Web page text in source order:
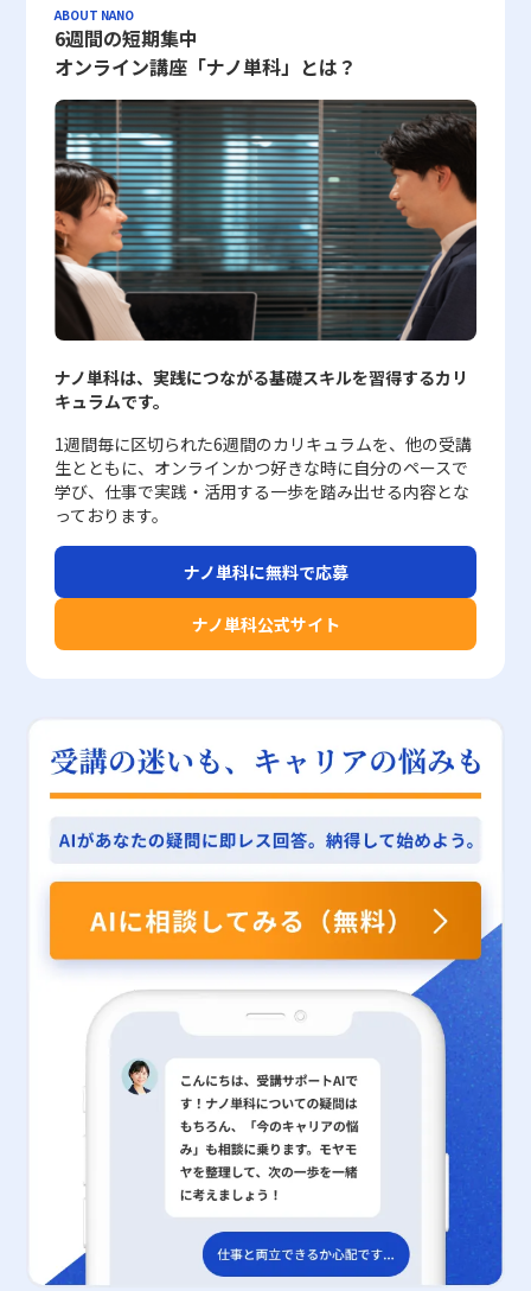
かの説明が考えられないかを継続的に確認する必要がある。 日常
業務では、結論と根拠をセットで伝える、曖昧な表現を具体的な事
実に置き換える、記事や資料を要約する、自分の考えを図にする、
他者からフィードバックを受けるといった訓練を継続するとよい。
一方、論理的思考力は、知識として理解しただけでは実務で使える
状態になりにくい。具体的な課題について考え、アウトプットし、
他者の視点を取り入れながら修正する経験が必要である。 論理的
思考力を基礎から体系的に学び、実務での活用につなげたい場合
は、グロービス経営大学院のナノ単科「クリティカルシンキング入
門」が選択肢となる。 同科目では、論理的思考と問題解決の基本
を学びながら、問題の本質を捉えるための問いの立て方や、データ
や数字を分析する際の考え方を実践的に身に付けることを目指す。
動画とAIによる学習、ライブ授業、実践演習、グループワークを組
ら、インプットとアウトプットを繰り返して学習できる。 独学で
は自分の思考の癖や論理の飛躍に気付きにくい場合もあるが、演習
やすくなる。 論理的思考力は、一度学べば完成するものではな
い。日々の報告、会議、資料作成、顧客提案、問題解決といった場
面で継続的に使い、振り返ることで、実務で活用できる能力として
定着していく。 若手のうちから論理的思考を習慣化し、必要に応
じてナノ単科のような実践的な学習環境を活用することが、将来の
キャリアと組織への貢献を高めるための一歩となる。
れを防ぎ、より包括的で堅牢な意思決定が可能となります。若手ビ
ジネスマンがこのプロセスを習慣化することで、日常業務における
問題解決能力の大幅な向上が期待されます。 まとめ 本記事では、
現代のビジネス環境において不可欠な論理的思考力について、その
定義、メリット、具体的なトレーニング手法、さらには帰納・演
繹・アブダクションといった基本的な考え方を踏まえた応用方法を
解説しました。 論理的思考力は、情報過多や複雑な市場環境の中
で正確かつ迅速な意思決定を行うための基盤であり、若手ビジネス
マンがキャリアを積んでいく上で必須のスキルとなります。 ま
た、論理的思考を実践する上で、従来の経験に加えてフレームワー
クの活用や定期的なトレーニングを通じ、柔軟な発想と確固たる根
拠を持った判断を下すことが求められます。 一方で、論理のみに
偏重した思考は創造性や感性を阻害する可能性もあるため、バラン
じて、論理と感性の両輪を駆使し、自らの判断力を常にアップデー
トすることが現代の企業戦略において極めて重要となります。 最
のパフォーマンス向上や効率的な問題解決に大きく寄与します。
20代というキャリアの初期段階において、これらのスキルを磨く
ことは、将来的なリーダーシップ育成や戦略的経営の土台づくりに
つながるでしょう。
形で現れます。これらのリスクを未然に防ぐためには、個々の能力
向上と共に、組織的な取り組みが必要不可欠です。特に、最新テク
ノロジーを活用した管理システムの導入は、人的ミスをカバーする
強力なセーフティネットとなり、企業全体のコンプライアンス意識
の向上に寄与します。 結論として、情報リテラシーの向上は、企
業の持続的成長や競争力の向上、そして安全な経営環境の構築にと
って最も基本的かつ重要な要素です。正確な情報に基づいた意思決
定、迅速な対応、そして確固たる内部統制の確立は、現代の激しい
市場競争の中で生き抜くための基盤となるでしょう。 今後も急速
な情報化とデジタル技術の進展が続く中で、企業および個人が絶え
ず情報リテラシーの向上に努めることが、未来のビジネスの成功を
左右するといっても過言ではありません。各企業は、従業員一人ひ
とりのスキルアップとともに、全体的な情報管理体制の強化に注力
れにより、真実と正確な情報に基づく持続可能な経営モデルの確立
が期待でき、ひいては企業全体の成長戦略に大きなプラス効果をも
おいて、未来の予測が難しい状況下で、物事の本質を見抜き、本質
的な解決策を導くためには、抽象化と具体化のバランスを取り、論
理的思考及び柔軟な発想力を鍛えることが求められる。また、正確
な言葉の定義や、チーム内での明確なコミュニケーションの実践な
ど、実務を通した学びがコンセプチュアルスキル向上の鍵を握る。
企業は、コンセプチュアルスキルを人材育成の一環として捉え、継
続的な研修と実践を促進する環境を整備することが、長期的な成長
戦略において極めて重要であると言える。 個々のビジネスマンに
とって、コンセプチュアルスキルの強化は、単なるキャリアアップ
に留まらず、組織全体の競争力向上やイノベーション創出に直結す
る重要な要素である。具体例として、日常業務の中で「この仕事の
核心は何か？」と自問し、問題を抽象化・具体化するプロセスを習
慣化することが挙げられる。また、異なる視点や意見を取り入れる
思決定が可能となる。さらに、コンセプチュアルスキルは、リスク
回避や予見性の向上にも寄与し、マーケットの動向を先取りした戦
にも不可欠なスキルとなっている。 今後のキャリア形成において
は、技術や専門知識と同様に、コンセプチュアルスキルの習得が重
要な差別化要素となる。若手ビジネスマンは、業務の中で常に問題
の本質に目を向け、自身の考え方や行動パターンを改善する努力を
続けるべきである。また、企業はこのスキルを体系的に評価し、育
成するための人材管理システムやトレーニングプログラムを導入す
ることで、組織全体のパフォーマンス向上を実現できる。たとえ
ば、One人事のようなタレントマネジメントシステムを活用し、各
社員のスキルレベルを可視化するとともに、適材適所の配置と将来
キングなどの多様な要素によって構成されている。これらの要素
は、日常業務の中での実践と継続的なトレーニングによって高める
ことが可能であり、個々の能力向上のみならず、組織全体のイノベ
を実現する上で不可欠である。現代のビジネス環境においては、従
来のテクニカルスキルやヒューマンスキルに加え、コンセプチュア
なるだろう。 以上の議論を踏まえ、20代の若手ビジネスマンは、
極的に図るべきである。業務に追われる中でも、一歩立ち止まり、
物事の本質を問う習慣を身につけることで、単なる業務遂行能力を
超えた戦略的思考が培われる。また、企業側も若手人材の成長を促
進するために、専門性の高いトレーニングや実践の機会を提供し、
スキルの評価・フィードバック体制を整備することが求められる。
このような双方の取り組みにより、個々人の能力向上と組織全体の
競争力強化が実現され、変化の激しい時代においても持続可能な成
長を遂げる基盤が築かれるであろう。
方法にも工夫が求められます。単に数値やデータを羅列するだけで
はなく、資料やプレゼンテーション資料においては、その裏付けと
なる具体的な事例や説明を付加することで、主張の説得力が格段に
向上します。たとえば、商談において「過去の実績データが証拠と
なり、今後の施策の効果を裏付ける」といった表現を用いる際に
は、具体的な数字や事例が付いているかどうかが鍵となります。ま
た、エビデンスを集めるプロセスにおいては、情報の信頼性だけで
なく、その収集方法や記録の保管体制についても十分な検討が必要
です。デジタルデータの漏洩リスクやプライバシーの侵害といった
セキュリティ面にも留意し、適切な対策を講じることが求められま
す。 業界ごとのエビデンス活用においても留意すべき点が存在し
ます。IT業界では、システムのトラブルシューティングや品質保証
のため、ログデータやスクリーンショットなど、操作の記録が求め
ールやプロセスを導入する企業も増加しています。医療業界におい
ては、治験データや実施された臨床試験の結果がエビデンスとして
可欠です。金融・不動産業界では、各種証明書類や収入・資産情報
がエビデンスとして扱われ、これらの情報の正確性は顧客の信頼の
維持に直結するため、情報の更新や正確な記録の管理が厳重に行わ
れます。このように、業界特有のルールや規格に合わせたエビデン
スの管理および提示方法を遵守することは、企業のリスクマネジメ
ントや信頼性向上に直結する重要な要素となります。 また、エビ
デンスを用いる際は、その内容が誤解を生まないようにするための
表現の工夫も求められます。例えば、「エビデンスが弱い」といっ
た表現は、必ずしも悪い意味ばかりではなく、「現状の情報では十
有無など、多角的な視点からエビデンスの確保に努めることが求め
られます。こうした場面では、情報の正確性や透明性が最も重視さ
れるため、内部統制や監査体制、さらには外部の専門機関による評
価を通じて、追加のエビデンスを取得することが効果的と言えるで
しょう。 まとめ 本記事では、エビデンスの意味やその適切な使い
方、各業界における具体例、そしてエビデンス活用における注意点
てではなく、主張や提案の根拠・裏付けとして、また意思決定の材
い情報源の明示、そして適切な記録・共有は、業務の透明性を高
め、トラブル防止および迅速な問題解決に寄与します。特に、20
代の若手ビジネスマンにとって、エビデンスの正しい使用方法を身
につけることは、キャリアの初期段階において、説得力あるコミュ
ニケーションスキルや戦略的な判断能力を養うための基礎となりま
す。さらに、エビデンスを活用することで、個人としての信頼性向
上のみならず、組織全体の業務効率化やリスクマネジメントにも大
きな効果が期待されるため、日常業務における意識改革が求められ
ます。今後ますます複雑化するビジネス環境の中で、エビデンスに
基づく意思決定は、成功するビジネスマンとして必要不可欠なスキ
ルとなるでしょう。正確な情報収集とその客観的評価、そしてその
情報を共有する文化を組織内に根付かせることが、未来のビジネス
シーンにおいて勝利を収めるための鍵であると言えます。したがっ
て、自己流の伝え方に固執してしまうと、客観的な視点が失われる
可能性があることです。個人の経験や感覚に頼るのみでは、常に明
確で論理的な伝達が保証されるわけではないため、外部の専門家か
らのフィードバックや、研修プログラムの活用が効果的な改善策と
して推奨されます。 説明力向上のための具体的なポイント 説明力
を高める手法は多岐にわたりますが、特に実践的なポイントとして
以下の点が挙げられます。第一に、物事を伝える際は必ず「結論」
から始め、その後に理由や背景を順次補足する構成を心掛けること
が有効です。このアプローチにより、聞き手は全体の流れを把握し
やすく、重要なポイントが際立つ効果が得られます。 第二に、相
手の立場や知識レベルを考慮して、平易な言葉の使用と説明のスピ
ードの調整が必要です。具体的には、専門用語については適時説明
を加えるか、より一般的な表現に置き換える工夫が求められます。
また、伝えにくい概念や理論については、身近な例やたとえ話を用
可能です。 第三に、説明中は非言語的なフィードバックを積極的
に活用することが重要です。相手の表情や頷き、視線の動きを観察
ができます。このプロセスは、コミュニケーションの双方向性を高
め、説明者自身の柔軟性や適応力の向上にも寄与します。 まとめ
本稿では、現代ビジネスにおける「説明力」の重要性と、その向上
によって得られる多大なメリットについて解説しました。説明力
は、商談や会議、日常のコミュニケーションの中で、相手に対して
明確かつ論理的に情報を伝達するための基盤となるスキルです。十
分な準備、相手への配慮、論理的な構成、そして非言語的フィード
バックの活用が、説明力向上のための基本的なポイントとなりま
す。 また、説明力は個人のキャリアアップのみならず、企業全体
に直結する非常に有意義な投資であるといえます。
のみに絞る取捨選択のプロセスを徹底することが求められます。
さらに、収集後の整理や分析、そしてアウトプットに至るまでの一
連のプロセスが十分に行われない場合、せっかく収集した情報が活
用されずに終わってしまうリスクも存在します。 また、情報収集
においては仮説立案を併用することが効果的ですが、最初から完璧
な仮説を立てることは難しいため、試行錯誤のプロセスを経て、論
理的思考や客観的評価のスキルを磨くことが必要となります。 最
後に、複数の情報収集ツールやソース―SNS、検索エンジン、書
籍、マスメディア―それぞれの特徴や利点、欠点を理解し、適切に
使い分けるリテラシーも重要です。 これらの注意点に留意するこ
とで、情報収集能力を実践的かつ効率的に鍛えることが可能となり
ます。 情報収集能力向上のための具体的な方法 情報収集能力を向
上させるためには、日々の業務や学習の中で計画的なトレーニング
を実施することが肝要です。 まず第一に、収集する情報の目的と
することが重要です。 目的とする情報が明確であれば、必要な情
報の範囲を限定することができ、結果として収集作業の効率とアウ
手法を取り入れることが有効です。 具体的には、現状の課題や問
題点に対して、仮説を設定し、その仮説に基づき必要な情報を段階
的に収集します。 このプロセスにおいては、収集した情報を論理
が求められます。 また、検索エンジンやSNS、書籍、マスメディア
といった多様な情報収集ツールを活用することも大切です。 特
に、検索エンジンでは高度な検索オプションを利用して具体的なキ
ーワードを駆使することで、効率的かつ精度の高い情報収集を実現
できます。 さらに、情報収集後の情報整理として、デジタルツー
率化に繋がるのです。 また、定期的に自己評価を行い、自分自身
がどの程度情報を正確に収集・活用できているかを振り返ること
も、能力向上のための重要な要素となります。 このように、情報
収集能力は一朝一夕で身につくものではなく、継続的なトレーニン
グと実践、そして自己評価を通じて徐々に高めていくべきスキルで
あることを認識する必要があります。 まとめ 本記事では、現代ビ
ジネスにおいて極めて重要な「情報収集能力」について、定義、必
要性、具体的な鍛え方とその際の注意点を解説しました。 情報収
集能力とは、膨大な情報の中から必要な情報を正確かつ迅速に収集
し、活用するためのスキルであり、これにより業務の効率化、仮説
立案、判断力の精度向上が期待できます。 また、情報収集のプロ
セスにおいては、情報の信頼性や出典の確認、目的意識の明確化、
そして収集後の整理と分析が不可欠です。 若手ビジネスマンは、
これらのポイントを踏まえた上で、多様な情報収集ツールを使いこ
なし、論理的思考や客観力を磨くことで、より高いレベルの情報収
集能力を身に付けることが求められます。 今後もデジタル技術の
進化に伴い、情報の取得方法や活用方法は変化し続けるでしょう
が、基礎となる情報収集の本質は変わりません。 したがって、常
に最新の情報を取り入れつつ、自己のスキルを定期的に見直し、継
続的なトレーニングを実施することが、長期的なキャリア形成と企
業の成長に寄与するものと考えられます。 このような姿勢を持つ
ことで、情報収集能力は単なるスキルの一つに留まらず、ビジネス
根本的な要素となります。このような視点の広がりは、経営戦略の
策定や市場動向の読み解きに直結し、結果として組織全体の成長に
寄与するとともに、個々のビジネスパーソンにとっても大きな競争
優位性となるのです。 視野が広い人と狭い人の特徴 視野が広いと
される人々には、いくつかの顕著な特徴が認められます。第一に、
広い視野を持つ人は常に好奇心旺盛であり、新しい情報や異なる分
野への関心を持ち続けます。これは、さまざまな分野の知見を取り
入れることで、ビジネス上の判断材料を豊富に持ち、状況の変化に
柔軟に対応するための基盤となります。第二に、彼らは他人の意見
や異なる視点を積極的に受け入れる余裕があります。どの意見にも
一理あると認識し、自己の考えに固執しない姿勢が、結果として建
設的なディスカッションや問題解決につながるのです。第三に、ポ
ジティブ思考が根底にあり、困難な状況に直面しても冷静に分析
し、必ずプラス転換の可能性を見出す力を持っています。これに対
まず、自己中心的な考え方に陥りやすく、周囲の意見や状況を正確
に把握することが困難です。また、物事をネガティブに捉える傾向
が強く、問題点に過度に注目するため、全体像を見失ってしまいが
ちです。さらに、向上心や自己改善の意欲が薄く、現状に甘んじる
結果、成長の機会を逃してしまうリスクがあるのです。 視野を広
げる実践的トレーニング方法と習慣 視野を広げるためのトレーニ
方法は、「一呼吸置く」という習慣を持つことです。多忙なビジネ
スシーンにおいて、即断即決が重要視される一方で、急いで結論を
出すことが必ずしも最良の判断には結びつきません。一呼吸置き、
冷静に状況を整理することで、感情に流されず合理的な判断が可能
となります。次に、複数の情報源を利用し、情報の裏付けを取る習
でなく、文化や国際情勢、技術革新といった多角的な情報に触れる
ことが、自身の判断の幅を広げる手助けとなります。また、未経験
の領域に継続的にチャレンジすることも大切です。新たな分野への
挑戦は、自然と自分の固定観念を見直す機会を提供し、異なる視点
や価値観を取り入れる貴重な体験となります。さらに、クリティカ
ルシンキング（批判的思考）を鍛えることも視野を広げる上で有効
です。自己の考えを一度立ち止まり、批判的に検証することで、主
観や先入観から解放され、真に多角的な判断ができるようになりま
す。また、短期間で明確なゴールを設定し、第三者に対して自分の
考えを発表する機会を設けることで、自己の思考プロセスを客観視
する訓練にもなります。こうした努力は、最終的にビジネス上の判
断や戦略策定に直結し、環境の変化に柔軟かつ迅速に対応できる人
材へと成長させる基礎となります。 視野を広げる際の注意点 視野
を広げる取り組み自体は多大なメリットをもたらしますが、同時に
注意すべき落とし穴も存在します。まず、インプットに偏りすぎる
ことの危険性があります。情報をただ受け入れるだけでは、アウト
プットを通じた自分の考えとの整合性や、現実の問題解決能力の向
上にはつながりにくいのです。したがって、得た知識や情報は実践
の中で試し、周囲とのフィードバックを通じて検証することが必要
です。次に、短期的な成果を求めすぎると、視野を広げるための本
質的なプロセスが軽視される恐れがあります。視野を広げるために
は、長期的に取り組む姿勢が求められ、日常の中で意識的に多角的
ABOUT NANO
6週間の短期集中
オンライン講座「ナノ単科」とは？
ナノ単科は、実践につながる基礎スキルを習得するカリ
キュラムです。
1週間毎に区切られた6週間のカリキュラムを、他の受講
生とともに、オンラインかつ好きな時に自分のペースで
学び、仕事で実践・活用する一歩を踏み出せる内容とな
っております。
ナノ単科に無料で応募
ナノ単科公式サイト